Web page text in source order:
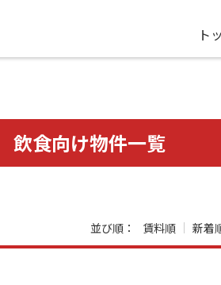
ト
飲食向け物件一覧
並び順： 賃料順 新着